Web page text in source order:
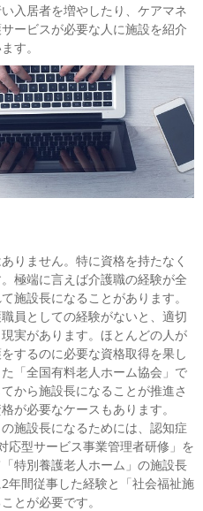
入居者を増やしたり、ケアマネ
ービスが必要な人に施設を紹介
す。
りません。特に資格を持たなく
極端に言えば介護職の経験が全
施設長になることがあります。
員としての経験がないと、適切
実があります。ほとんどの人が
するのに必要な資格取得を果し
「全国有料老人ホーム協会」で
から施設長になることが推進さ
が必要なケースもあります。
施設長になるためには、認知症
応型サービス事業管理者研修」を
特別養護老人ホーム」の施設長
年間従事した経験と「社会福祉施
とが必要です。